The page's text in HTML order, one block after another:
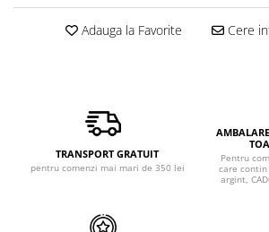
Adauga la Favorite Cere
TRANSPORT GRATUIT
pentru comenzi mai mari de 350 lei
Pentru
care
argint,